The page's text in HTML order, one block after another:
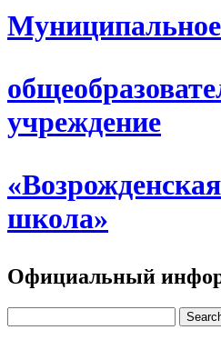
учреждение
школа»
Официальный